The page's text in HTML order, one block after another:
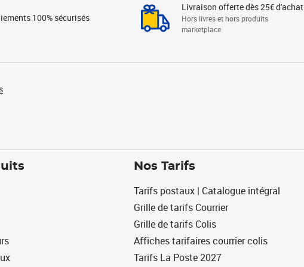
100% sécurisés
Livraison offerte dès 25€ d'achat
Hors livres et hors produits
marketplace
Nos Tarifs
Tarifs postaux | Catalogue intégral
Grille de tarifs Courrier
Grille de tarifs Colis
Affiches tarifaires courrier colis
Tarifs La Poste 2027